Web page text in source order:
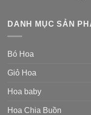
DANH MỤC SẢN
Bó Hoa
Giỏ Hoa
Hoa baby
Hoa Chia Buồn